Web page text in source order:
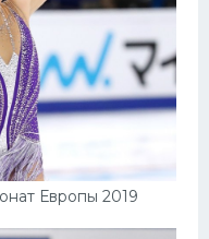
Европы 2019